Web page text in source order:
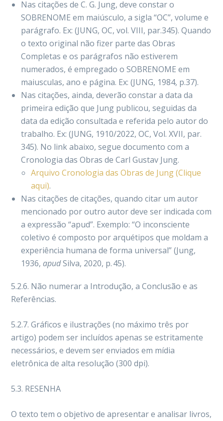
Nas citações de C. G. Jung, deve constar o
SOBRENOME em maiúsculo, a sigla “OC”, volume e
parágrafo. Ex: (JUNG, OC, vol. VIII, par.345). Quando
o texto original não fizer parte das Obras
Completas e os parágrafos não estiverem
numerados, é empregado o SOBRENOME em
maiusculas, ano e página. Ex: (JUNG, 1984, p.37).
Nas citações, ainda, deverão constar a data da
primeira edição que Jung publicou, seguidas da
data da edição consultada e referida pelo autor do
trabalho. Ex: (JUNG, 1910/2022, OC, Vol. XVII, par.
345). No link abaixo, segue documento com a
Cronologia das Obras de Carl Gustav Jung.
Arquivo Cronologia das Obras de Jung (Clique
aqui).
Nas citações de citações, quando citar um autor
mencionado por outro autor deve ser indicada com
a expressão “apud”. Exemplo: “O inconsciente
coletivo é composto por arquétipos que moldam a
experiência humana de forma universal” (Jung,
1936,apudSilva, 2020, p. 45).
5.2.6. Não numerar a Introdução, a Conclusão e as
Referências.
5.2.7. Gráficos e ilustrações (no máximo três por
artigo) podem ser incluídos apenas se estritamente
necessários, e devem ser enviados em mídia
eletrônica de alta resolução (300 dpi).
5.3. RESENHA
O texto tem o objetivo de apresentar e analisar livros,